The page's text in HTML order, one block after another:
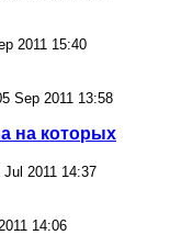
2011 15:40
Sep 2011 13:58
на которых
2011 14:37
14:06